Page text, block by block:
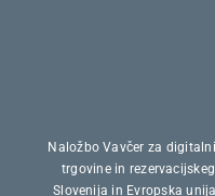
Naložbo Vavčer za
trgovine in
Slovenija in Evropska